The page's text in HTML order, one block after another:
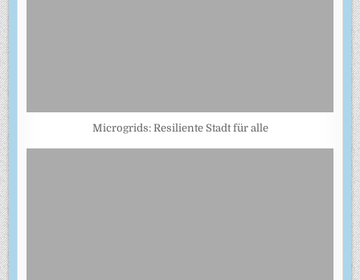
Microgrids: Resiliente Stadt für alle